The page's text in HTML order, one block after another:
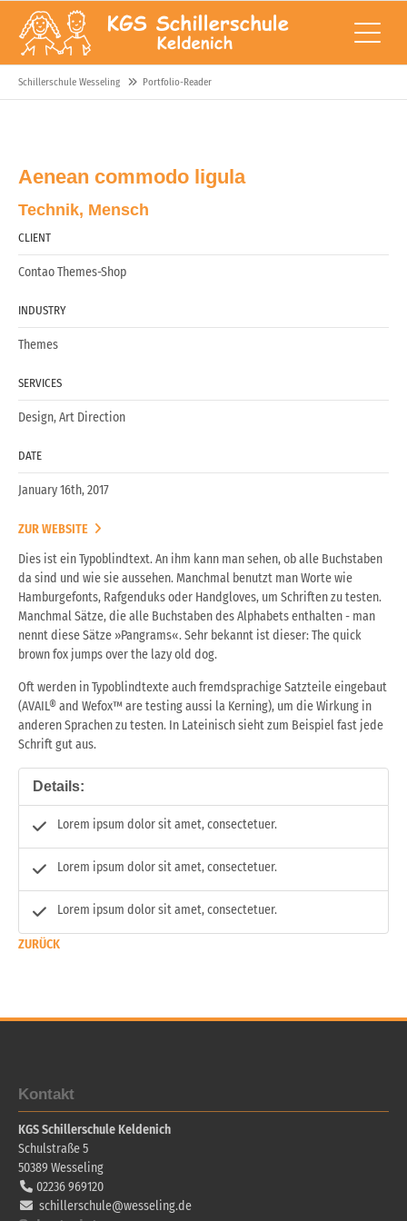
Schillerschule Wesseling Portfolio-Reader
Aenean commodo ligula
Technik, Mensch
CLIENT
Contao Themes-Shop
INDUSTRY
Themes
SERVICES
Design, Art Direction
DATE
January 16th, 2017
ZUR WEBSITE
Dies ist ein Typoblindtext. An ihm kann man sehen, ob alle Buchstaben
da sind und wie sie aussehen. Manchmal benutzt man Worte wie
Hamburgefonts, Rafgenduks oder Handgloves, um Schriften zu testen.
Manchmal Sätze, die alle Buchstaben des Alphabets enthalten - man
nennt diese Sätze »Pangrams«. Sehr bekannt ist dieser: The quick
brown fox jumps over the lazy old dog.
Oft werden in Typoblindtexte auch fremdsprachige Satzteile eingebaut
(AVAIL® and Wefox™ are testing aussi la Kerning), um die Wirkung in
anderen Sprachen zu testen. In Lateinisch sieht zum Beispiel fast jede
Schrift gut aus.
Details:
Lorem ipsum dolor sit amet, consectetuer.
Lorem ipsum dolor sit amet, consectetuer.
Lorem ipsum dolor sit amet, consectetuer.
ZURÜCK
Kontakt
KGS Schillerschule Keldenich
Schulstraße 5
50389 Wesseling
02236 969120
schillerschule@wesseling.de